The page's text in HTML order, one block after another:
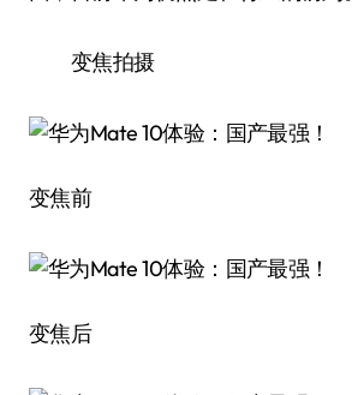
变焦拍摄
变焦前
变焦后